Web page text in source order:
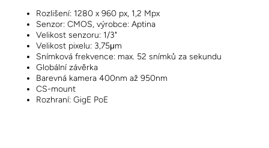
Rozlišení: 1280 x 960 px, 1,2 Mpx
Senzor: CMOS, výrobce: Aptina
Velikost senzoru: 1/3"
Velikost pixelu: 3,75μm
Snímková frekvence: max. 52 snímků za sekundu
Globální závěrka
Barevná kamera 400nm až 950nm
CS-mount
Rozhraní: GigE PoE